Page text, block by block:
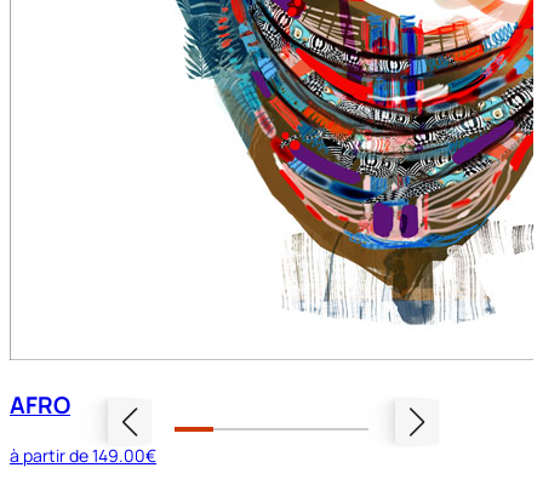
AFRO
à partir de149.00€